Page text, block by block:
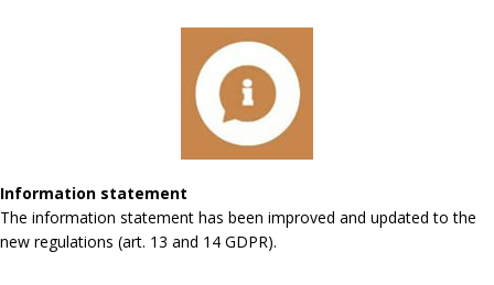
Information statement
The information statement has been improved and updated to the
new regulations (art. 13 and 14 GDPR).